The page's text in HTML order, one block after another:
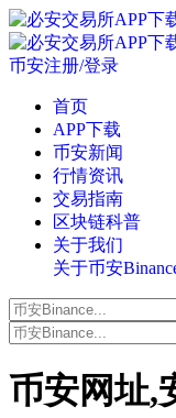
币安注册/登录
首页
APP下载
币安新闻
行情资讯
交易指南
区块链科普
关于我们
关于币安
币安网址,